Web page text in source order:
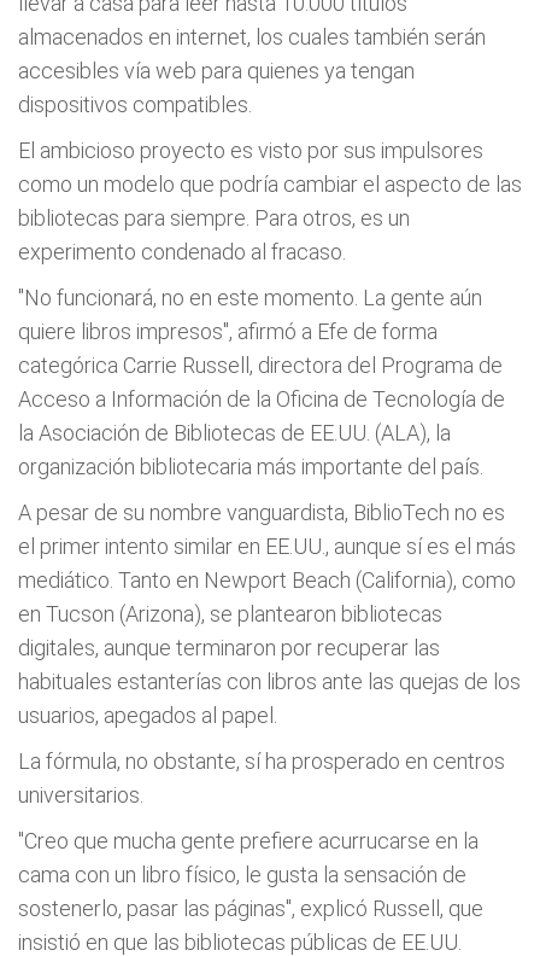
almacenados en internet, los cuales también serán
accesibles vía web para quienes ya tengan
dispositivos compatibles.
El ambicioso proyecto es visto por sus impulsores
como un modelo que podría cambiar el aspecto de las
bibliotecas para siempre. Para otros, es un
experimento condenado al fracaso.
"No funcionará, no en este momento. La gente aún
quiere libros impresos", afirmó a Efe de forma
categórica Carrie Russell, directora del Programa de
Acceso a Información de la Oficina de Tecnología de
la Asociación de Bibliotecas de EE.UU. (ALA), la
organización bibliotecaria más importante del país.
A pesar de su nombre vanguardista, BiblioTech no es
el primer intento similar en EE.UU., aunque sí es el más
mediático. Tanto en Newport Beach (California), como
en Tucson (Arizona), se plantearon bibliotecas
digitales, aunque terminaron por recuperar las
habituales estanterías con libros ante las quejas de los
usuarios, apegados al papel.
La fórmula, no obstante, sí ha prosperado en centros
universitarios.
"Creo que mucha gente prefiere acurrucarse en la
cama con un libro físico, le gusta la sensación de
sostenerlo, pasar las páginas", explicó Russell, que
insistió en que las bibliotecas públicas de EE.UU.